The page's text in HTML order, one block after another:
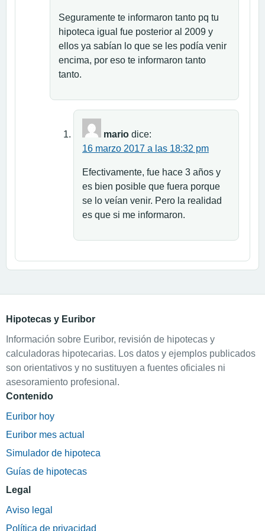
Seguramente te informaron tanto pq tu
hipoteca igual fue posterior al 2009 y
ellos ya sabían lo que se les podía venir
encima, por eso te informaron tanto
tanto.
mario dice:
16 marzo 2017 a las 18:32 pm
Efectivamente, fue hace 3 años y
es bien posible que fuera porque
se lo veían venir. Pero la realidad
es que si me informaron.
Hipotecas y Euribor
Información sobre Euribor, revisión de hipotecas y
calculadoras hipotecarias. Los datos y ejemplos publicados
son orientativos y no sustituyen a fuentes oficiales ni
asesoramiento profesional.
Contenido
Euribor hoy
Euribor mes actual
Simulador de hipoteca
Guías de hipotecas
Legal
Aviso legal
Política de privacidad